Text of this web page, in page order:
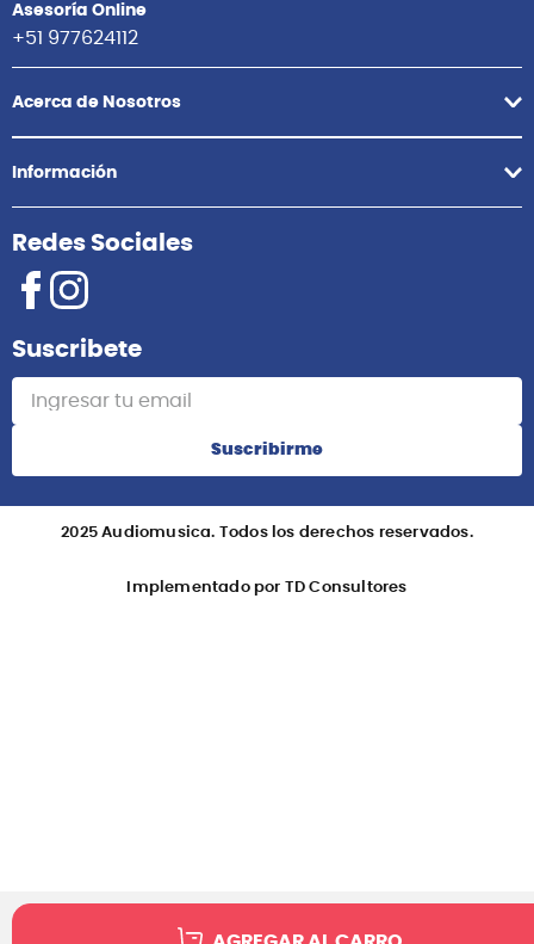
Asesoría Online
+51 977624112
Acerca de Nosotros
Información
Redes Sociales
Suscribete
Suscribirme
2025 Audiomusica. Todos los derechos reservados.
Implementado por TD Consultores